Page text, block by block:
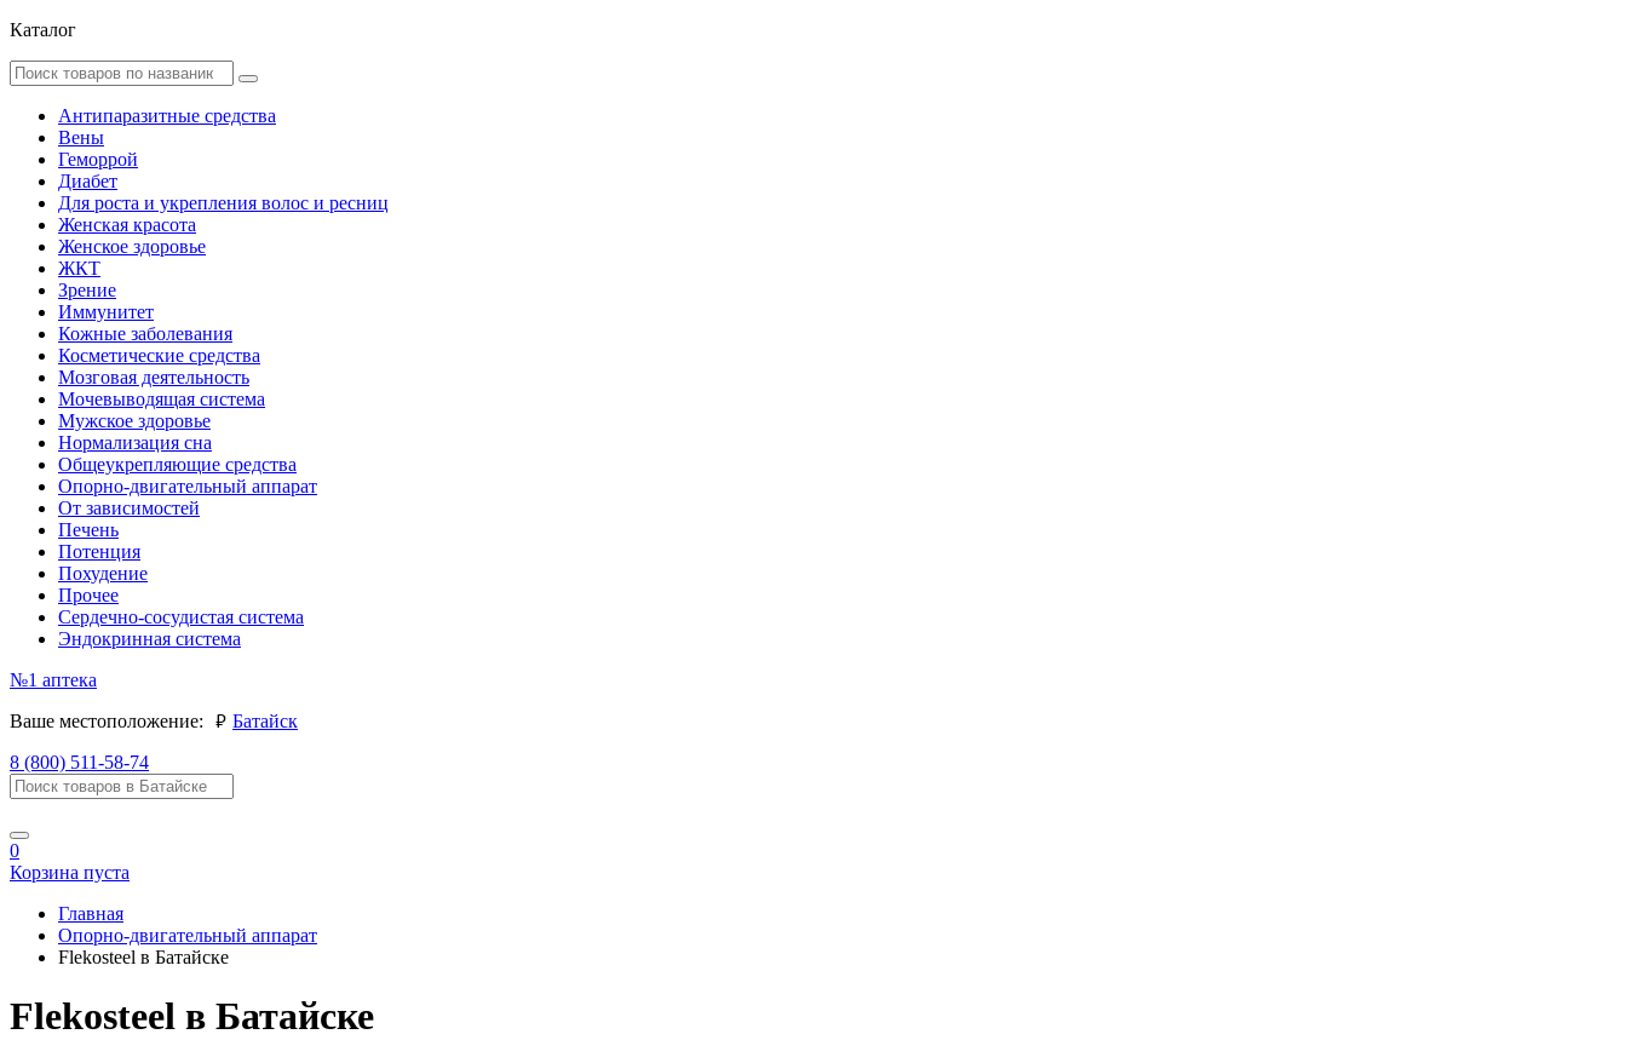
Каталог
Антипаразитные средства
Вены
Геморрой
Диабет
Для роста и укрепления волос и ресниц
Женская красота
Женское здоровье
ЖКТ
Зрение
Иммунитет
Кожные заболевания
Косметические средства
Мозговая деятельность
Мочевыводящая система
Мужское здоровье
Нормализация сна
Общеукрепляющие средства
Опорно-двигательный аппарат
От зависимостей
Печень
Потенция
Похудение
Прочее
Сердечно-сосудистая система
Эндокринная система
№1 аптека
Ваше местоположение:
руб. Батайск
8 (800) 511-58-74
0
Корзина пуста
Главная
Опорно-двигательный аппарат
Flekosteel в Батайске
Flekosteel в Батайске